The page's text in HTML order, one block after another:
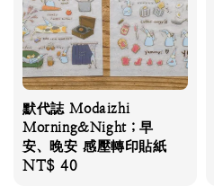
默代誌 Modaizhi
Morning&Night；早
安、晚安 感壓轉印貼紙
Regular
NT$ 40